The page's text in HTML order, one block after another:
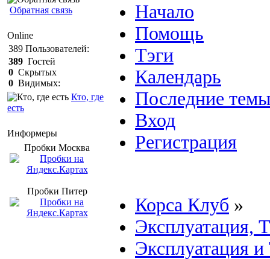
Обратная связь
Online
389 Пользователей:
389 Гостей
0 Скрытых
0 Видимых:
Кто, где
есть
Информеры
Пробки Mосква
Пробки Питер
Начало
Помощь
Тэги
Календарь
Последние
Вход
Регистрация
Корса Клуб »
Эксплуатация,
Эксплуатация